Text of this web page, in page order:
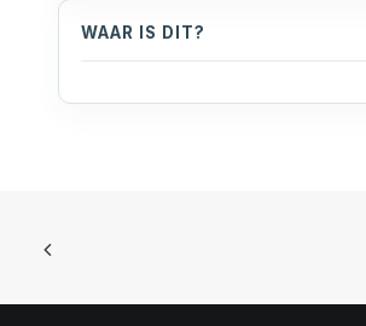
WAAR IS DIT?